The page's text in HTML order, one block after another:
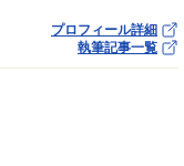
プロフィール詳細
執筆記事一覧